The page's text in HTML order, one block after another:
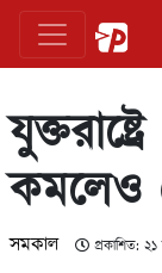
কমলেও
সমকাল প্রকাশিত: